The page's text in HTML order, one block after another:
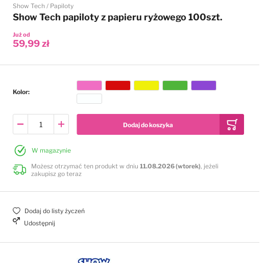
Show Tech Papiloty
Show Tech papiloty z papieru ryżowego 100szt.
Już od
59,99 zł
Kolor
Dodaj do koszyka
W magazynie
Możesz otrzymać ten produkt w dniu11.08.2026 (wtorek), jeżeli
zakupisz go teraz
Dodaj do listy życzeń
Udostępnij